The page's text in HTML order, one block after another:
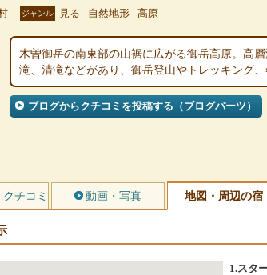
ジャンル 見る - 自然地形 - 高原
木曽御岳の南東部の山裾に広がる御岳高原。高
滝、清滝などがあり、御岳登山やトレッキング、
ブログからクチコミを投稿する（ブログパーツ）
チコミ 動画・写真 地図・周辺の宿
1.スタ